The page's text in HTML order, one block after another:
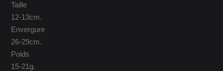
Taille
12-13cm.
Envergure
26-29cm.
Poids
15-21g.